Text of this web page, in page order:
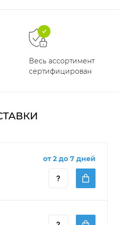
Весь ассортимент
сертифицирован
от 2 до 7 дней